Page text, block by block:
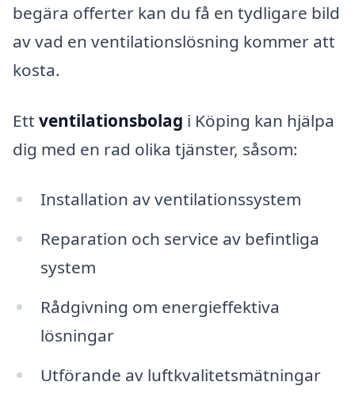
begära offerter kan du få en tydligare bild
av vad en ventilationslösning kommer att
kosta.
Ett ventilationsbolag i Köping kan hjälpa
dig med en rad olika tjänster, såsom:
Installation av ventilationssystem
Reparation och service av befintliga
system
Rådgivning om energieffektiva
lösningar
Utförande av luftkvalitetsmätningar